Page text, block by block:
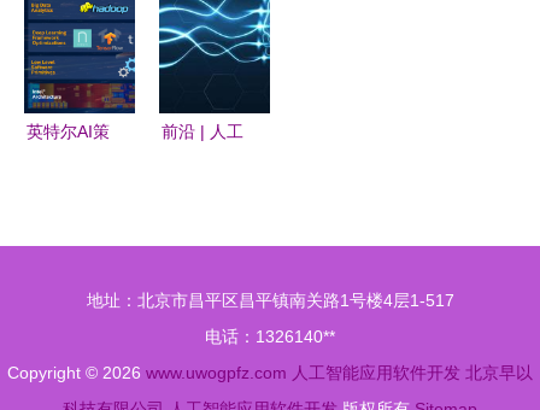
举行，助力
人工智能应
用软件开发
创新
么样？看看
你就知道了
英特尔AI策
前沿 | 人工
地址：北京市昌平区昌平镇南关路1号楼4层1-517
电话：1326140**
Copyright © 2026 www.uwogpfz.com 人工智能应用软件开发 北京早以